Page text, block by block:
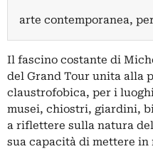
arte contemporanea,
Il fascino costante di
del Grand Tour unita alla
claustrofobica, per i
musei, chiostri, giardini,
a riflettere sulla natura
sua capacità di mettere in